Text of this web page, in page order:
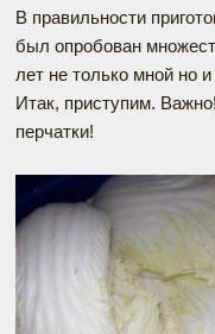
В правильности
был опробован
лет не только мной но
Итак, приступим.
перчатки!